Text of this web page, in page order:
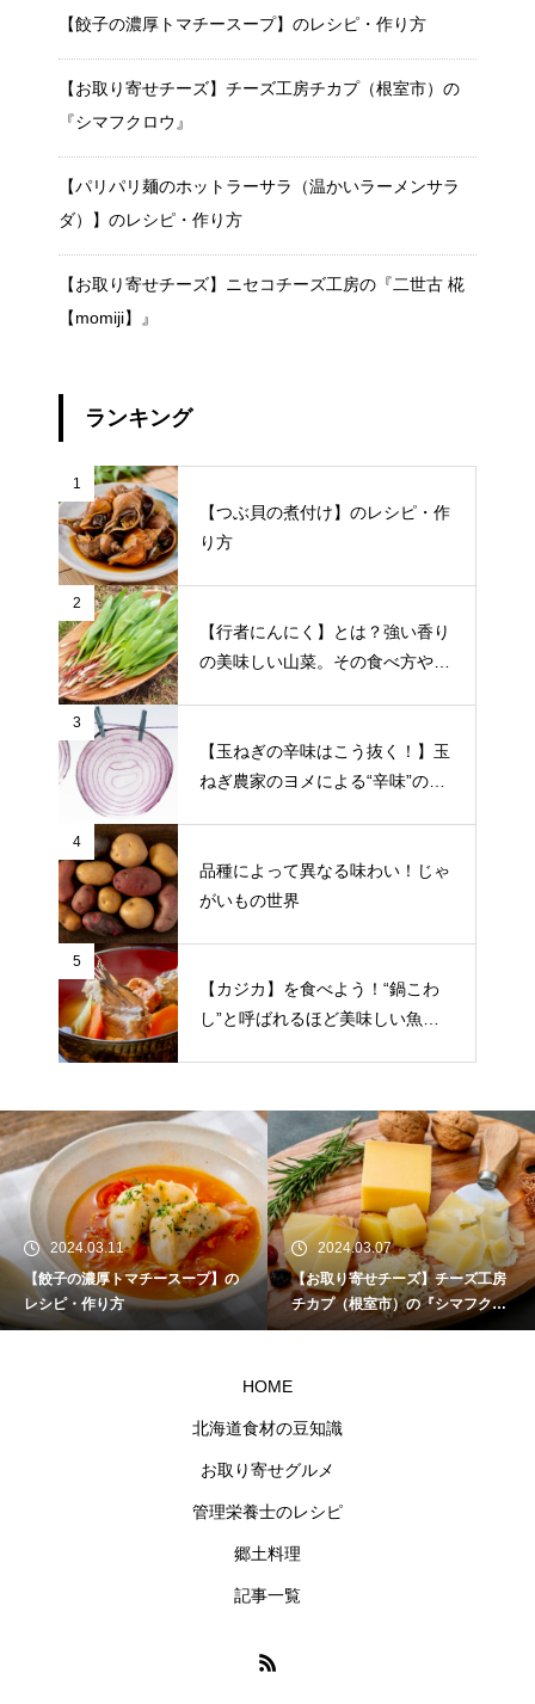
【餃子の濃厚トマチースープ】のレシピ・作り方
【お取り寄せチーズ】チーズ工房チカプ（根室市）の
『シマフクロウ』
【パリパリ麺のホットラーサラ（温かいラーメンサラ
ダ）】のレシピ・作り方
【お取り寄せチーズ】ニセコチーズ工房の『二世古 椛
【momiji】』
ランキング
1
【つぶ貝の煮付け】のレシピ・作
り方
2
【行者にんにく】とは？強い香り
の美味しい山菜。その食べ方や栄
3
【玉ねぎの辛味はこう抜く！】玉
ねぎ農家のヨメによる“辛味”の抜
4
品種によって異なる味わい！じゃ
がいもの世界
5
【カジカ】を食べよう！“鍋こわ
し”と呼ばれるほど美味しい魚。
2024.03.11
【餃子の濃厚トマチースープ】の
レシピ・作り方
2024.03.07
【お取り寄せチーズ】チーズ工房
チカプ（根室市）の『シマフクロ
ウ』
HOME
北海道食材の豆知識
お取り寄せグルメ
管理栄養士のレシピ
郷土料理
記事一覧